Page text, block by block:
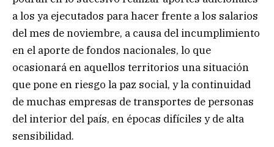
a los ya ejecutados para hacer frente a los salarios
del mes de noviembre, a causa del incumplimiento
en el aporte de fondos nacionales, lo que
ocasionará en aquellos territorios una situación
que pone en riesgo la paz social, y la continuidad
de muchas empresas de transportes de personas
del interior del país, en épocas difíciles y de alta
sensibilidad.